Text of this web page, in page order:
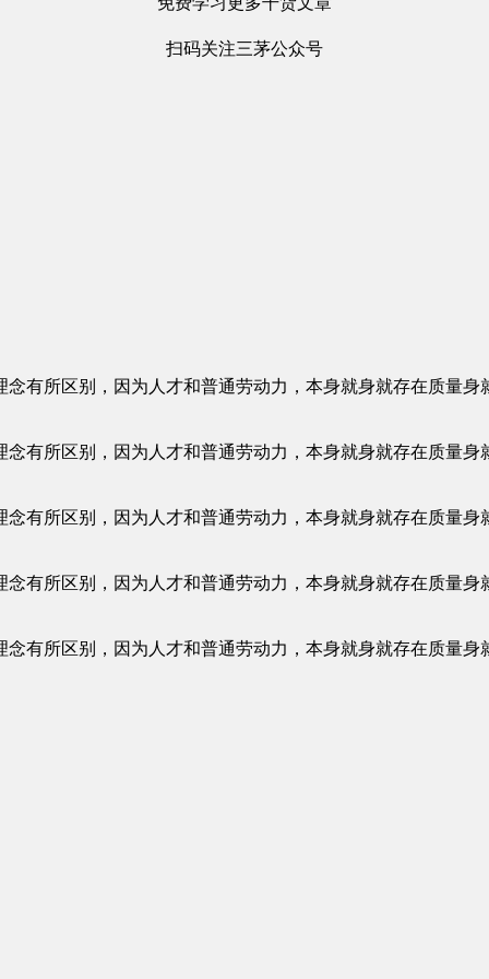
扫码关注三茅公众号
有所区别，因为人才和普通劳动力，本身就身就存在质量身
有所区别，因为人才和普通劳动力，本身就身就存在质量身
有所区别，因为人才和普通劳动力，本身就身就存在质量身
有所区别，因为人才和普通劳动力，本身就身就存在质量身
有所区别，因为人才和普通劳动力，本身就身就存在质量身